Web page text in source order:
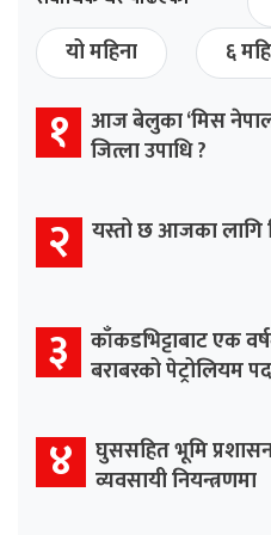
यो महिना
६
१
आज बेलुका ‘मिस
जित्ला उपाधि ?
२ यस्तो छ आजका लागि
३
काँकडभिट्टाबाट एक
बराबरको पेट्रोलियम
४
घुससहित भूमि
व्यवसायी नियन्त्रणमा